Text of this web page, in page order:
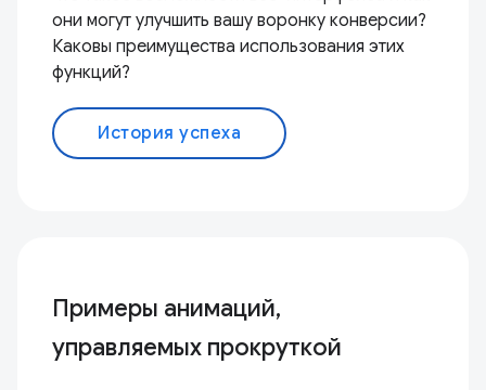
они могут улучшить вашу воронку конверсии?
Каковы преимущества использования этих
функций?
История успеха
Примеры анимаций,
управляемых прокруткой